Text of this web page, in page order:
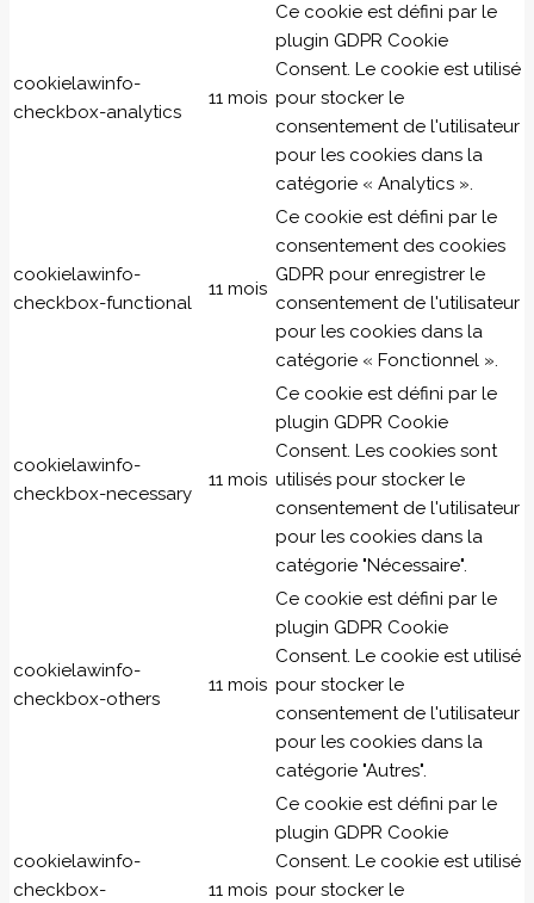
cookielawinfo-
checkbox-analytics
11 mois
Ce cookie est défini par le
plugin GDPR Cookie
Consent. Le cookie est utilisé
pour stocker le
consentement de l'utilisateur
pour les cookies dans la
catégorie « Analytics ».
cookielawinfo-
checkbox-functional
11 mois
Ce cookie est défini par le
consentement des cookies
GDPR pour enregistrer le
consentement de l'utilisateur
pour les cookies dans la
catégorie « Fonctionnel ».
cookielawinfo-
checkbox-necessary
11 mois
Ce cookie est défini par le
plugin GDPR Cookie
Consent. Les cookies sont
utilisés pour stocker le
consentement de l'utilisateur
pour les cookies dans la
catégorie "Nécessaire".
cookielawinfo-
checkbox-others
11 mois
Ce cookie est défini par le
plugin GDPR Cookie
Consent. Le cookie est utilisé
pour stocker le
consentement de l'utilisateur
pour les cookies dans la
catégorie "Autres".
cookielawinfo-
checkbox-
11 mois
Ce cookie est défini par le
plugin GDPR Cookie
Consent. Le cookie est utilisé
pour stocker le